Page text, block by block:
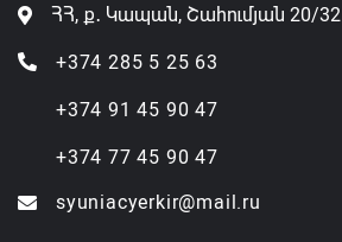
ՀՀ, ք․ Կապան, Շահումյան 20/32
+374 285 5 25 63
+374 91 45 90 47
+374 77 45 90 47
syuniacyerkir@mail.ru